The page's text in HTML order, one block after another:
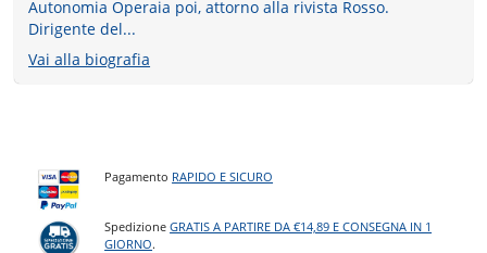
Autonomia Operaia poi, attorno alla rivista Rosso.
Dirigente del...
Vai alla biografia
Pagamento RAPIDO E SICURO
SpedizioneGRATIS A PARTIRE DA €14,89 E CONSEGNA IN 1
GIORNO.